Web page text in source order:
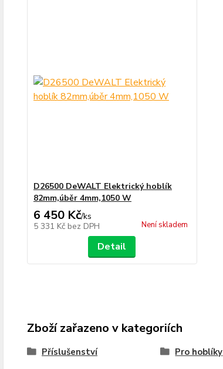
D26500 DeWALT Elektrický hoblík
82mm,úběr 4mm,1050 W
6 450 Kč/ks
5 331 Kč bez DPH Není skladem
Detail
Zboží zařazeno v kategoriích
Příslušenství Pro hoblíky